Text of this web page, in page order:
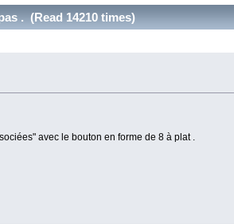
. (Read 14210 times)
avec le bouton en forme de 8 à plat .